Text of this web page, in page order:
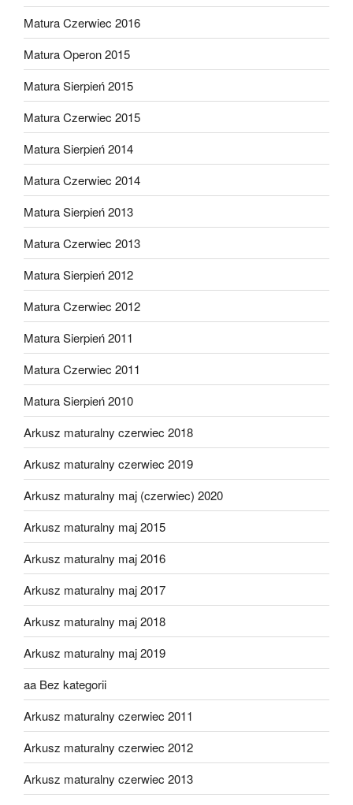
Matura Czerwiec 2016
Matura Operon 2015
Matura Sierpień 2015
Matura Czerwiec 2015
Matura Sierpień 2014
Matura Czerwiec 2014
Matura Sierpień 2013
Matura Czerwiec 2013
Matura Sierpień 2012
Matura Czerwiec 2012
Matura Sierpień 2011
Matura Czerwiec 2011
Matura Sierpień 2010
Arkusz maturalny czerwiec 2018
Arkusz maturalny czerwiec 2019
Arkusz maturalny maj (czerwiec) 2020
Arkusz maturalny maj 2015
Arkusz maturalny maj 2016
Arkusz maturalny maj 2017
Arkusz maturalny maj 2018
Arkusz maturalny maj 2019
aa Bez kategorii
Arkusz maturalny czerwiec 2011
Arkusz maturalny czerwiec 2012
Arkusz maturalny czerwiec 2013